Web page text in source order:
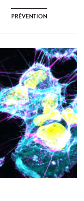
PRÉVENTION